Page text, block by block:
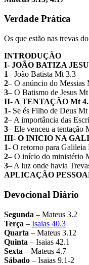
Verdade Prática
Os que estão nas trevas
INTRODUÇÃO
I- JOÃO BATIZA
1– João Batista Mt 3.3
2– O anúncio do Messias
3– O Batismo de Jesus
II- A TENTAÇÃO Mt
1- Se és Filho de Deus
2– A importância das
3– Ele venceu a tentação
III- O INICIO NA
1- O retorno para Galileia
2– O início do ministério
3– A luz onde havia
APLICAÇÃO
Devocional Diário
Segunda – Mateus 3.2
Terça – Isaias 40.3
Quarta – Mateus 3.12
Quinta – Isaias 42.1
Sexta – Mateus 4.7
Sábado – Isaias 9.1-2